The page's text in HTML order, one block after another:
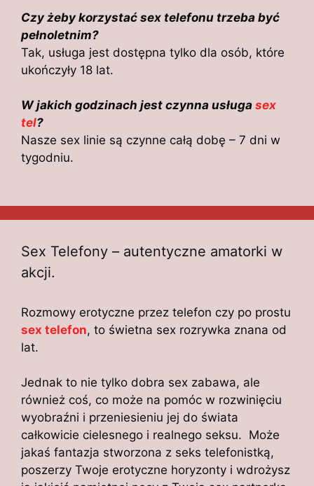
Czy żeby korzystać sex telefonu trzeba być
pełnoletnim?
Tak, usługa jest dostępna tylko dla osób, które
ukończyły 18 lat.
W jakich godzinach jest czynna usługa sex
tel?
Nasze sex linie są czynne całą dobę – 7 dni w
tygodniu.
Sex Telefony – autentyczne amatorki w
akcji.
Rozmowy erotyczne przez telefon czy po prostu
sex telefon, to świetna sex rozrywka znana od
lat.
Jednak to nie tylko dobra sex zabawa, ale
również coś, co może na pomóc w rozwinięciu
wyobraźni i przeniesieniu jej do świata
całkowicie cielesnego i realnego seksu. Może
jakaś fantazja stworzona z seks telefonistką,
poszerzy Twoje erotyczne horyzonty i wdrożysz